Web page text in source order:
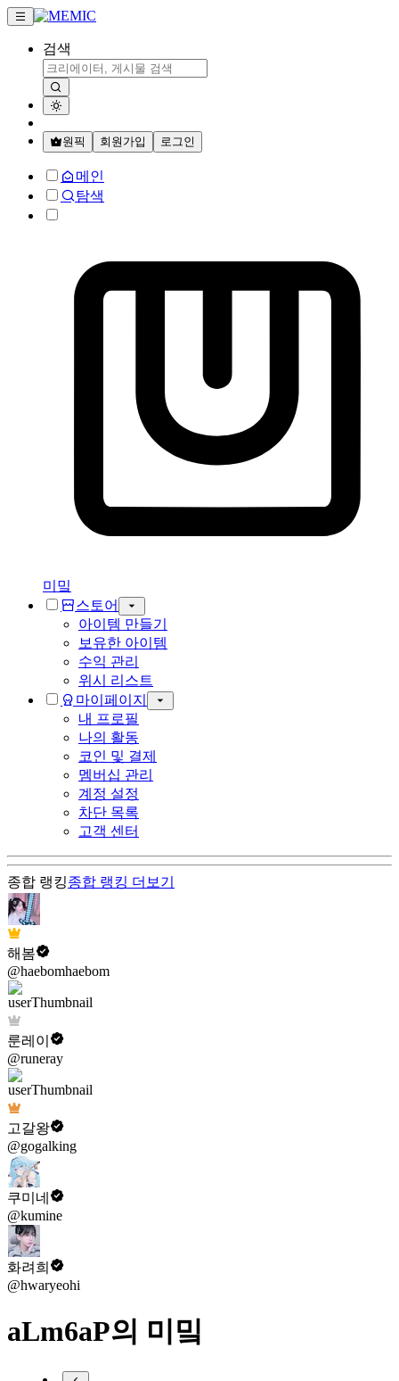
검색
원픽 회원가입 로그인
메인
탐색
미밐
스토어
아이템 만들기
보유한 아이템
수익 관리
위시 리스트
마이페이지
내 프로필
나의 활동
코인 및 결제
멤버십 관리
계정 설정
차단 목록
고객 센터
종합 랭킹종합 랭킹 더보기
해봄
@haebomhaebom
룬레이
@runeray
고갈왕
@gogalking
쿠미네
@kumine
화려희
@hwaryeohi
aLm6aP의 미밐